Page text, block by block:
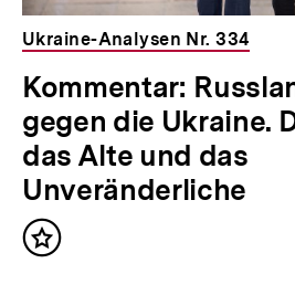
Ukraine-Analysen Nr. 334
Kommentar:
gegen die Ukraine.
das Alte und das
Unveränderliche
Inhalt